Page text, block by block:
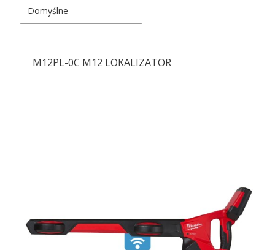
Domyślne
M12PL-0C M12 LOKALIZATOR